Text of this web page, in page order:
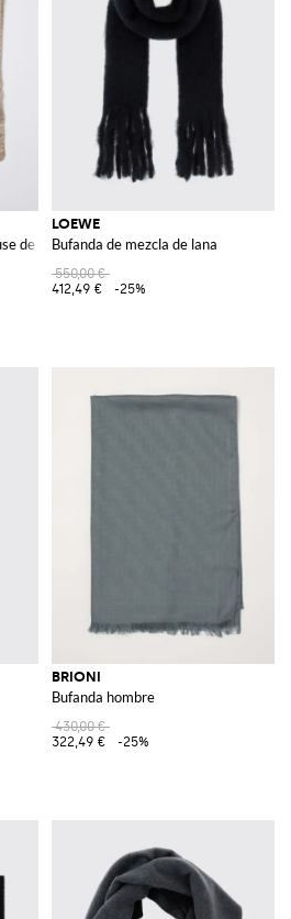
de seda
LOEWE
Bufanda de mezcla de lana
550,00 €
412,49 €
-25%
BRIONI
Bufanda hombre
430,00 €
322,49 €
-25%